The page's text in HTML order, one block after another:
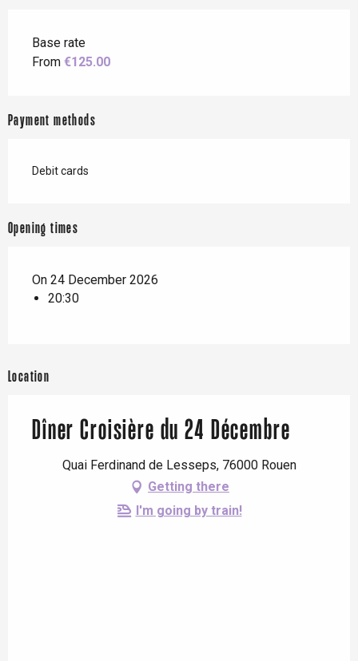
Base rate
From €125.00
Payment methods
Debit cards
Opening times
On 24 December 2026
20:30
Location
Dîner Croisière du 24 Décembre
Quai Ferdinand de Lesseps, 76000 Rouen
Getting there
I'm going by train!